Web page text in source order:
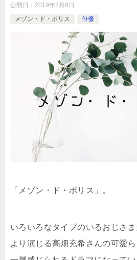
公開日： 2019年3月8日
メゾン・ド・ポリス
俳優
「メゾン・ド・ポリス」。
いろいろなタイプのいるおじさ
より演じる高畑充希さんの可愛